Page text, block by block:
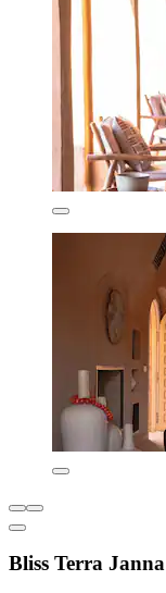
Bliss Terra Janna